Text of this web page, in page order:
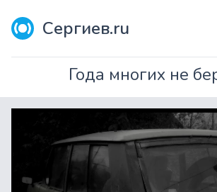
Сергиев.ru
Года многих не